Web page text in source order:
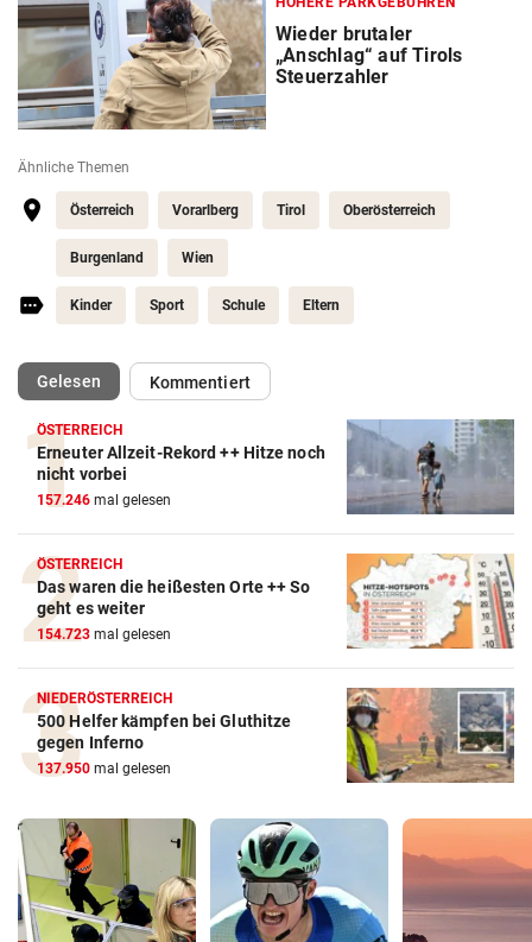
Wieder brutaler
„Anschlag“ auf Tirols
Steuerzahler
Ähnliche Themen
Österreich Vorarlberg Tirol Oberösterreich
Burgenland Wien
Kinder Sport Schule Eltern
Gelesen(ausgewählt)Kommentiert
ÖSTERREICH
Erneuter Allzeit-Rekord ++ Hitze noch
nicht vorbei
157.246 mal gelesen
ÖSTERREICH
Das waren die heißesten Orte ++ So
geht es weiter
154.723 mal gelesen
NIEDERÖSTERREICH
500 Helfer kämpfen bei Gluthitze
gegen Inferno
137.950 mal gelesen